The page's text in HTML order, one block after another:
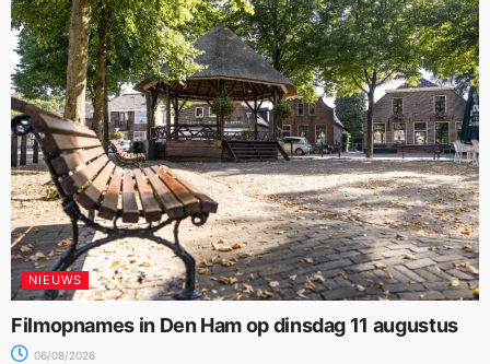
NIEUWS
Filmopnames in Den Ham op dinsdag 11 augustus
06/08/2026